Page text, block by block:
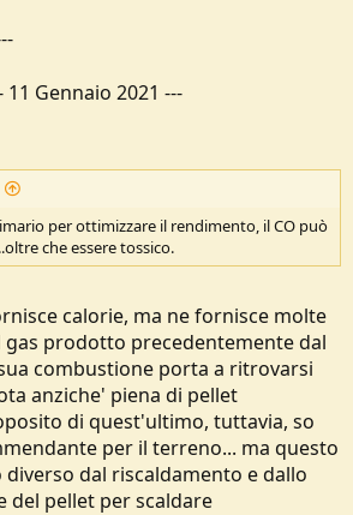
11 Gennaio 2021 ---
per ottimizzare il rendimento, il CO può
che essere tossico.
calorie, ma ne fornisce molte
gas prodotto precedentemente dal
combustione porta a ritrovarsi
anziche' piena di pellet
di quest'ultimo, tuttavia, so
per il terreno... ma questo
dal riscaldamento e dallo
pellet per scaldare